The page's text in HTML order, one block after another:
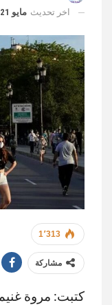
اخر تحديث مايو 21, 2020
1٬313
مشاركة
كتبت: مروة